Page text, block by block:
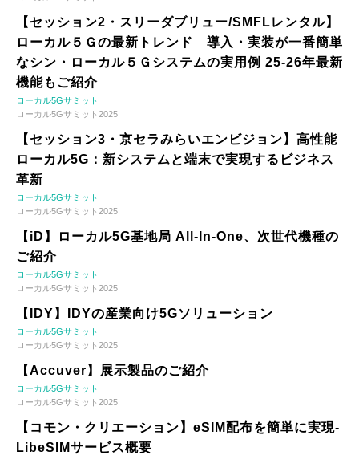
【セッション2・スリーダブリュー/SMFLレンタル】
ローカル５Ｇの最新トレンド 導入・実装が一番簡単
なシン・ローカル５Ｇシステムの実用例 25-26年最新
機能もご紹介
ローカル5Gサミット
ローカル5Gサミット2025
【セッション3・京セラみらいエンビジョン】高性能
ローカル5G：新システムと端末で実現するビジネス
革新
ローカル5Gサミット
ローカル5Gサミット2025
【iD】ローカル5G基地局 All-In-One、次世代機種の
ご紹介
ローカル5Gサミット
ローカル5Gサミット2025
【IDY】IDYの産業向け5Gソリューション
ローカル5Gサミット
ローカル5Gサミット2025
【Accuver】展示製品のご紹介
ローカル5Gサミット
ローカル5Gサミット2025
【コモン・クリエーション】eSIM配布を簡単に実現-
LibeSIMサービス概要